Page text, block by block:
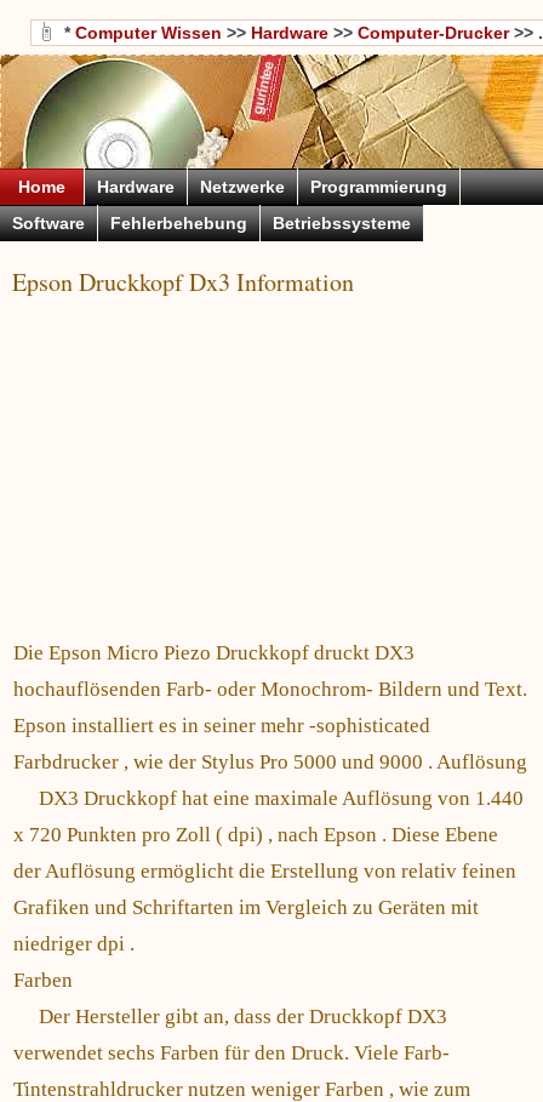
*Computer Wissen >> Hardware >> Computer-Drucker>> .
Home Hardware Netzwerke
Programmierung
Software
Fehlerbehebung Betriebssysteme
Epson Druckkopf Dx3 Information
Die Epson Micro Piezo Druckkopf druckt DX3
hochauflösenden Farb- oder Monochrom- Bildern und Text.
Epson installiert es in seiner mehr -sophisticated
Farbdrucker , wie der Stylus Pro 5000 und 9000 . Auflösung
DX3 Druckkopf hat eine maximale Auflösung von 1.440
x 720 Punkten pro Zoll ( dpi) , nach Epson . Diese Ebene
der Auflösung ermöglicht die Erstellung von relativ feinen
Grafiken und Schriftarten im Vergleich zu Geräten mit
niedriger dpi .
Farben
Der Hersteller gibt an, dass der Druckkopf DX3
verwendet sechs Farben für den Druck. Viele Farb-
Tintenstrahldrucker nutzen weniger Farben , wie zum